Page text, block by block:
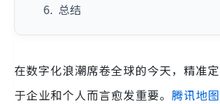
6. 总结
在数字化浪潮席卷全球的今天，精准
于企业和个人而言愈发重要。 腾讯地